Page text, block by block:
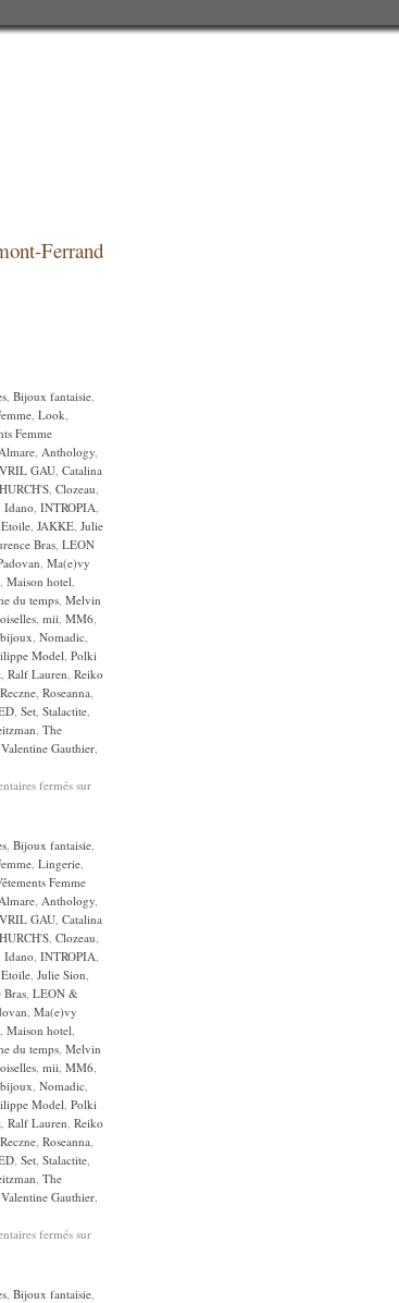
Ferrand
, Bijoux fantaisie,
, Look,
Femme
, Anthology,
GAU, Catalina
, Clozeau,
Idano, INTROPIA,
, JAKKE, Julie
Bras, LEON
, Ma(e)vy
, Maison hotel,
du temps, Melvin
, mii, MM6,
, Nomadic,
Model, Polki
, Ralf Lauren, Reiko
, Roseanna,
, Set, Stalactite,
, The
Valentine Gauthier,
fermés sur
, Bijoux fantaisie,
, Lingerie,
Femme
, Anthology,
GAU, Catalina
, Clozeau,
Idano, INTROPIA,
, Julie Sion,
Bras, LEON &
, Ma(e)vy
, Maison hotel,
du temps, Melvin
, mii, MM6,
, Nomadic,
Model, Polki
, Ralf Lauren, Reiko
, Roseanna,
, Set, Stalactite,
, The
Valentine Gauthier,
fermés sur
, Bijoux fantaisie,